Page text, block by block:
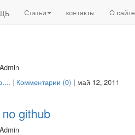
Статьи контакты О сайте
| Комментарии (0) | май 12, 2011
github